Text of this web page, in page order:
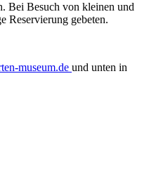
Bei Besuch von kleinen und
Reservierung gebeten.
museum.de und unten in